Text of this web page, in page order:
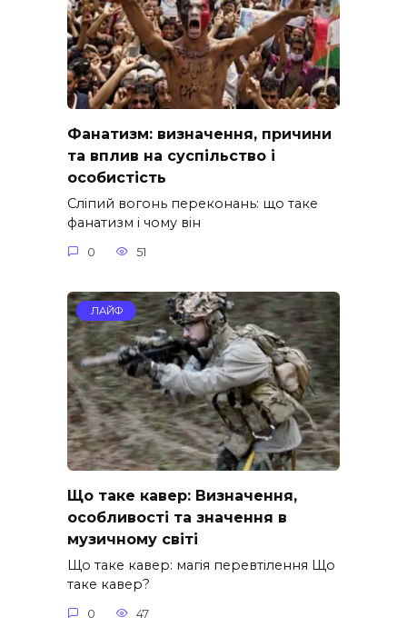
Фанатизм: визначення, причини
та вплив на суспільство і
особистість
Сліпий вогонь переконань: що таке
фанатизм і чому він
0 51
ЛАЙФ
Що таке кавер: Визначення,
особливості та значення в
музичному світі
Що таке кавер: магія перевтілення Що
таке кавер?
0 47